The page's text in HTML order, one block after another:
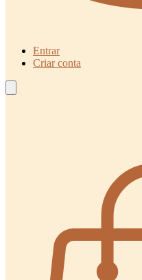
Entrar
Criar conta